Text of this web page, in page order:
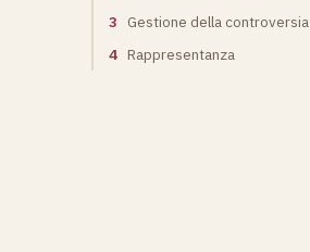
3
Gestione della controversia
4 Rappresentanza